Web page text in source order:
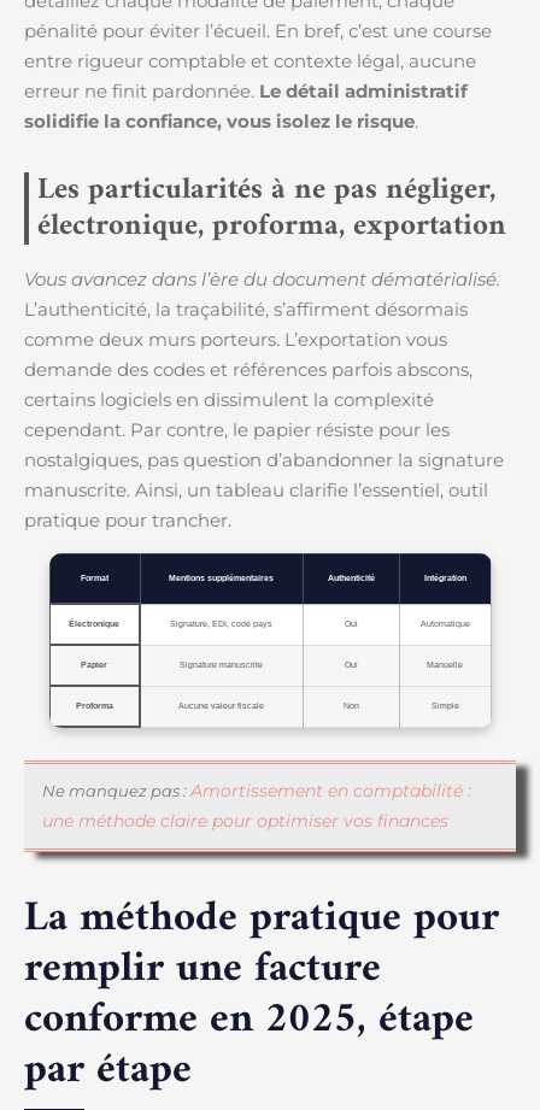
pénalité pour éviter l’écueil. En bref, c’est une course
entre rigueur comptable et contexte légal, aucune
erreur ne finit pardonnée. Le détail administratif
solidifie la confiance, vous isolez le risque.
Les particularités à ne pas négliger,
électronique, proforma, exportation
Vous avancez dans l’ère du document dématérialisé.
L’authenticité, la traçabilité, s’affirment désormais
comme deux murs porteurs. L’exportation vous
demande des codes et références parfois abscons,
certains logiciels en dissimulent la complexité
cependant. Par contre, le papier résiste pour les
nostalgiques, pas question d’abandonner la signature
manuscrite. Ainsi, un tableau clarifie l’essentiel, outil
pratique pour trancher.
Format Mentions supplémentaires Authenticité Intégration
Électronique Signature, EDI, code pays Oui Automatique
Papier Signature manuscrite Oui Manuelle
Proforma Aucune valeur fiscale Non Simple
Ne manquez pas :Amortissement en comptabilité :
une méthode claire pour optimiser vos finances
La méthode pratique pour
remplir une facture
conforme en 2025, étape
par étape